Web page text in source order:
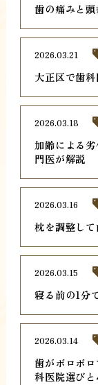
歯の痛みと
大正区で歯
2026.03.21
加齢による
門医が解説
2026.03.18
枕を調整し
2026.03.16
寝る前の1分
2026.03.15
歯がボロボ
科医院選び
2026.03.14